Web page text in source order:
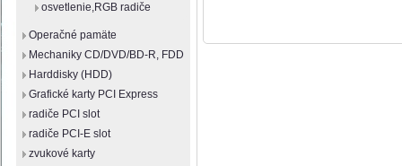
osvetlenie,RGB radiče
Operačné pamäte
Mechaniky CD/DVD/BD-R, FDD
Harddisky (HDD)
Grafické karty PCI Express
radiče PCI slot
radiče PCI-E slot
zvukové karty